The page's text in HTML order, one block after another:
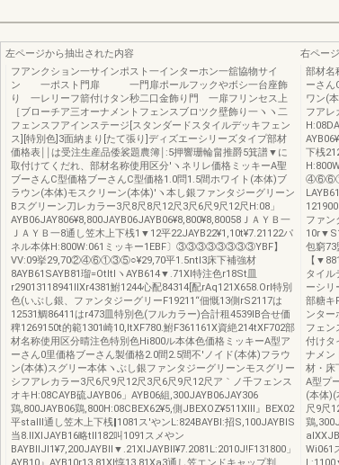
左ページから抽出された内容
フアンクション一サインポスト一インターホン一舘協物サイ
ン 一ポスト門扉 一門扉ポールフックやボシ一台座飾
り 一レリーフ箭付けタン秒二口金飾り門 一扉フリンセス上
［ブローチア三オーナメントフェンスブロツク壁飾り一ヽヽ二
フェンスフアインステージ[スタンダードスタイルデッキフェン
ス][特別色]3面納まり[たて張り]ディズエーシリーズタイプ部材
価格表￨￨は受注生産品倭裟題農簿￨:5押響珊輪畠推爵5箕譜▼に
取付けてくだれ、部材名称使用区分′ヽネリレ価格ミッキーA聖
ブーさんC型価格ブーさんC型価格1.0問1.5間ホワイト(本体)ブ
ラウン(本体)モスクリーン(本体)′ヽ本し銀ファンタジーグリーン
Bスグリーン刀レカラー3尺8尺8尺12尺3尺6尺9尺12尺H:08」
AYB06JAY806¥8,800JAYB06JAYB06¥8,800¥8,80058ＪＡＹＢ一
ＪＡＹＢ一8通し笠木上下桟1▼12平22JAYB22¥1,10t¥7.21122パ
ネル本体H:800W:061ミッキー1EBF〕③③③③③③③③YBF】
VV:09挙29,70②④⑥①③⑤○¥29,70平1.5ntl3床下補強材
8AYB61SAYB81瑠=OtltlヽAYB614▼.71Xl特注色r18St皿
r29013118941llXr4381鮒1244心配84314[配rAq121X658.OrI特別
色(いぶし銀、ファンタジーグリーF19211“佃慨13側rS2117は
12531鯛86411はr473皿特別色(フルカラー)合計租4539lB合せ価
稗1269150t的範1301崎10,ltXF780.鮒F361161X資絶214tXF702部
材名称使用区分晴注色特別色Hi800ル本体色価格ミッキーA型ア
ーさん0里価格ブーさん製価格2.0間2.5間不'ノイド(本体)フラウ
ン(本体)スグリー本体ヽぶし銀ファンタジーグリーンモスグリー
シフアレカラー3尺6尺9尺12尺3尺6尺9尺12尺ア｀ノ千フェンス
オキH:08CAYB硫JAYB06」AYB06組,300JAYB06JAY306
鶏,800JAYB06鶏,800H:08CBEX62¥5,側JBEXOZ¥511Xlll』BEX02
平stalll通し笠木上下桟‖1081ス′やンL:824BAYBl:招S,100JAYBlS
当8.llXlJAYB16略tll182叫1091スメやン
BAYBllJl1¥7,200JAYBll▼.21XlJAYBll¥7.2081L:2010J!F131800」
右ペー
部材名
ーさん
ワン(
フアレ
下桟
ファン
包窮
【
タイ
ーシリ
部糖キ
ンタ
フェ
付けタ
ナメン
材・床
A型プ
(本体)(
尺9尺
鶏
Wi061